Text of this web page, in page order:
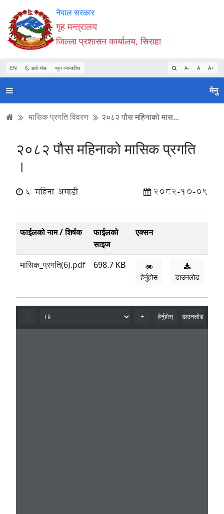
Accessibility
Mode
सुरु
गर्नुहोस्
सामाग्री
पढ्नुहाेस्
नेभिगेसन
पढ्नुहाेस्
वेबसाइट
खोजमा
जानुहोस्
नेपाल सरकार
गृह मन्त्रालय
जिल्ला प्रशासन कार्यालय, सिराहा
EN डार्क मोड न्यून व्यान्डविथ A- A A+
मेनु
मासिक प्रगति विवरण २०८२ पौस महिनाको मास...
२०८२ पौस महिनाको मासिक प्रगति
।
6 महिना अगाडी 2082-10-09
फाईलको नाम / शिर्षक
फाईलको
साइज
एक्सन
मासिक_प्रगति(6).pdf 698.7 KB
हेर्नुहोस डाउनलोड